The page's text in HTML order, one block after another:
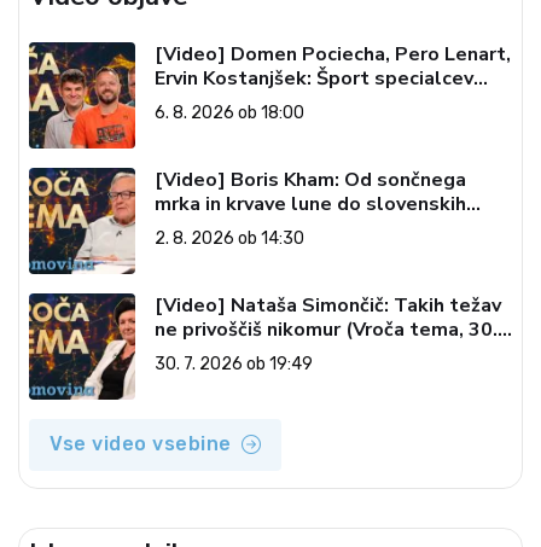
[Video] Domen Pociecha, Pero Lenart,
Ervin Kostanjšek: Šport specialcev
(Vroča tema, 6. 8. 2026)
6. 8. 2026 ob 18:00
[Video] Boris Kham: Od sončnega
mrka in krvave lune do slovenskih
pečatov v vesolju (Vroča tema, 2. 8.
2026)
2. 8. 2026 ob 14:30
[Video] Nataša Simončič: Takih težav
ne privoščiš nikomur (Vroča tema, 30.
7. 2026)
30. 7. 2026 ob 19:49
Vse video vsebine